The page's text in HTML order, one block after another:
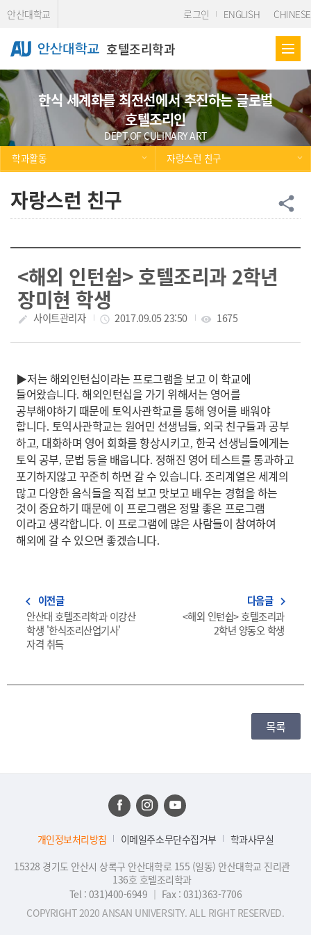
Skip Menu
안산대학교 로그인 ENGLISH CHINESE
호텔조리학과
한식 세계화를 최전선에서 추진하는 글로벌
호텔조리인
DEPT.OF CULINARY ART
학과활동
자랑스런 친구
자랑스런 친구 공
share
<해외 인턴쉽> 호텔조리과 2학년
장미현 학생
작성자
create 사이트관리자 작성일
access_time 2017.09.05 23:50 조회수
visibility 1675
▶저는 해외인턴십이라는 프로그램을 보고 이 학교에
들어왔습니다.해외인턴십을 가기 위해서는 영어를
공부해야하기 때문에 토익사관학교를 통해 영어를 배워야
합니다. 토익사관학교는 원어민 선생님들, 외국 친구들과 공부
하고, 대화하며 영어 회화를 향상시키고, 한국 선생님들에게는
토익 공부, 문법 등을 배웁니다. 정해진 영어 테스트를 통과하고
포기하지않고 꾸준히 하면 갈 수 있습니다. 조리계열은 세계의
많고 다양한 음식들을 직접 보고 맛보고 배우는 경험을 하는
것이 중요하기 때문에 이 프로그램은 정말 좋은 프로그램
이라고 생각합니다. 이 프로그램에 많은 사람들이 참여하여
해외에 갈 수 있으면 좋겠습니다.
navigate_before 이전글
안산대 호텔조리학과 이강산
학생 '한식조리산업기사'
자격 취득
다음글 navigate_next
<해외 인턴쉽> 호텔조리과
2학년 양동오 학생
목록
개인정보처리방침 이메일주소무단수집거부
학과사무실
15328 경기도 안산시 상록구 안산대학로 155 (일동) 안산대학교 진리관
136호 호텔조리학과
Tel : 031)400-6949 ｜ Fax : 031)363-7706
COPYRIGHT 2020 ANSAN UNIVERSITY. ALL RIGHT RESERVED.